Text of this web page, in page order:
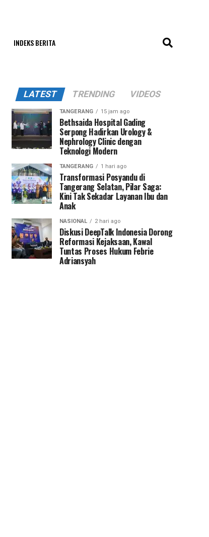
INDEKS BERITA
LATEST TRENDING VIDEOS
TANGERANG 15 jam ago
Bethsaida Hospital Gading
Serpong Hadirkan Urology &
Nephrology Clinic dengan
Teknologi Modern
TANGERANG 1 hari ago
Transformasi Posyandu di
Tangerang Selatan, Pilar Saga:
Kini Tak Sekadar Layanan Ibu dan
Anak
NASIONAL 2 hari ago
Diskusi DeepTalk Indonesia Dorong
Reformasi Kejaksaan, Kawal
Tuntas Proses Hukum Febrie
Adriansyah